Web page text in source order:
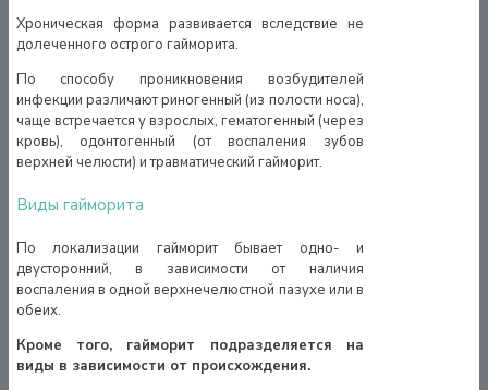
Хроническая форма развивается вследствие не
долеченного острого гайморита.
По способу проникновения возбудителей
инфекции различают риногенный (из полости носа),
чаще встречается у взрослых, гематогенный (через
кровь), одонтогенный (от воспаления зубов
верхней челюсти) и травматический гайморит.
Виды гайморита
По локализации гайморит бывает одно- и
двусторонний, в зависимости от наличия
воспаления в одной верхнечелюстной пазухе или в
обеих.
Кроме того, гайморит подразделяется на
виды в зависимости от происхождения.